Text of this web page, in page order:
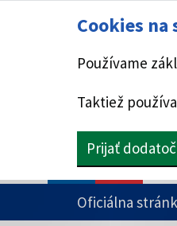
Cookies na
Používame
Taktiež
Prijať
PRESKOČIŤ NA HLAVNÝ
Oficiálna